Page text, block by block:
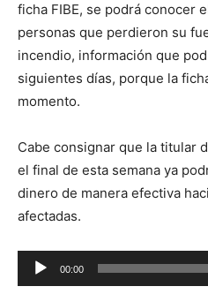
ficha FIBE, se podrá conocer
personas que perdieron su
incendio, información que
siguientes días, porque la
momento.
Cabe consignar que la titular
el final de esta semana ya
dinero de manera efectiva
afectadas.
Reproductor
de
00:00